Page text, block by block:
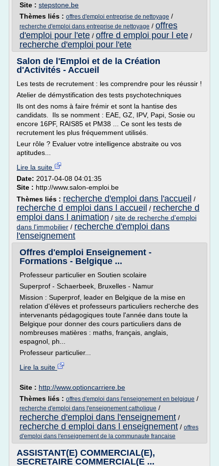
Site : stepstone.be
Thèmes liés : offres d'emploi entreprise de nettoyage /
recherche d'emploi dans entreprise de nettoyage / offres
d'emploi pour l'ete / offre d emploi pour l ete /
recherche d'emploi pour l'ete
Salon de l'Emploi et de la Création
d'Activités - Accueil
Les tests de recrutement : les comprendre pour les réussir !
Atelier de démystification des tests psychotechniques
Ils ont des noms à faire frémir et sont la hantise des
candidats. Ils se nomment : EAE, GZ, IPV, Papi, Sosie ou
encore 16PF, RAIS85 et PM38 ... Ce sont les tests de
recrutement les plus fréquemment utilisés.
Leur rôle ? Evaluer votre intelligence abstraite ou vos
aptitudes...
Lire la suite
Date: 2017-04-08 04:01:35
Site : http://www.salon-emploi.be
Thèmes liés : recherche d'emploi dans l'accueil /
recherche d emploi dans l accueil / recherche d
emploi dans l animation / site de recherche d'emploi
dans l'immobilier / recherche d'emploi dans
l'enseignement
Offres d'emploi Enseignement -
Formations - Belgique ...
Professeur particulier en Soutien scolaire
Superprof - Schaerbeek, Bruxelles - Namur
Mission : Superprof, leader en Belgique de la mise en
relation d'élèves et professeurs particuliers recherche des
intervenants pédagogiques toute l'année dans toute la
Belgique pour donner des cours particuliers dans de
nombreuses matières : maths, français, anglais,
espagnol, ph...
Professeur particulier...
Lire la suite
Site : http://www.optioncarriere.be
Thèmes liés : offres d'emploi dans l'enseignement en belgique /
recherche d'emploi dans l'enseignement catholique /
recherche d'emploi dans l'enseignement /
recherche d emploi dans l enseignement / offres
d'emploi dans l'enseignement de la communaute francaise
ASSISTANT(E) COMMERCIAL(E),
SECRETAIRE COMMERCIAL(E ...